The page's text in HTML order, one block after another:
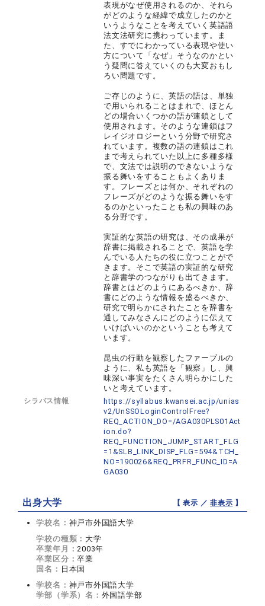
表現がなぜ使用されるのか、それら
がどのような経緯で成立したのかと
いうようなことを考えていく英語語
法文法研究に携わっています。ま
た、すでにわかっている表現や使い
方について「なぜ」そうなのかとい
う疑問に答えていくのも大変おもし
ろい問題です。
ご存じのように、英語の語は、単独
で用いられることはまれで、ほとん
どの場合いくつかの語が連鎖として
使用されます。そのような連鎖はフ
レイジオロジーという分野で研究さ
れています。複数の語の連鎖はこれ
まで考えられていた以上に多種多様
で、文法では説明のできないような
振る舞いをすることもよくありま
す。フレーズとは何か、それぞれの
フレーズがどのような振る舞いをす
るのかといったことも私の興味のあ
る分野です。
実証的な英語の研究は、その成果が
辞書に掲載されることで、英語を学
んでいる人たちの役に立つことがで
きます。そこで英語の実証的な研究
と辞書学のつながりも出てきます。
辞書とはどのようにあるべきか、辞
書にどのような情報を盛るべきか、
研究で明らかにされたことを辞書を
通してみなさんにどのように伝えて
いけばいいのかということも考えて
います。
昆虫の行動を観察したファーブルの
ように、私も英語を「観察」し、興
味深い事実をたくさん明らかにした
いと考えています。
シラバス情報
https://syllabus.kwansei.ac.jp/unias
v2/UnSSOLoginControlFree?
REQ_ACTION_DO=/AGA030PLS01Act
ion.do?
REQ_FUNCTION_JUMP_START_FLG
=1&SLB_LINK_DISP_FLG=594&TCH_
NO=190026&REQ_PRFR_FUNC_ID=A
GA030
出身大学 【 表示 ／非表示 】
学校名： 神戸市外国語大学
学校の種類： 大学
卒業年月：2003年
卒業区分：卒業
国名： 日本国
学校名： 神戸市外国語大学
学部（学系）名： 外国語学部